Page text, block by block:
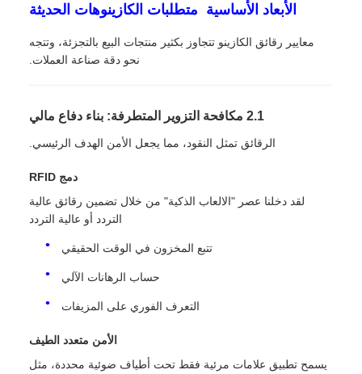
الأبعاد الأساسية ‬ متطلبات الكازينوهات الحديثة
معايير رقائق الكازينو تتجاوز بكثير منتجات البيع بالتجزئة، وتتجه
نحو دقة صناعة العملات.
الرقائق تمثل النقود، مما يجعل الأمن الهدف الرئيسي.
لقد دخلنا عصر "الالعاب الذكية" من خلال تضمين رقائق عالية
التردد أو عالية التردد
تتبع المخزون في الوقت الحقيقي
حساب الرهانات الآلي
التعرف الفوري على المزيفات
الأمن متعدد الطيف
يسمح تطبيق علامات مرئية فقط تحت أطياف ضوئية محددة، مثل